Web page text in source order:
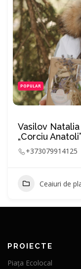
POPULAR
Vasilov
„Corciu Anatoli”
+373079914125
Ceaiuri de
PROIECTE
Piața Ecolocal